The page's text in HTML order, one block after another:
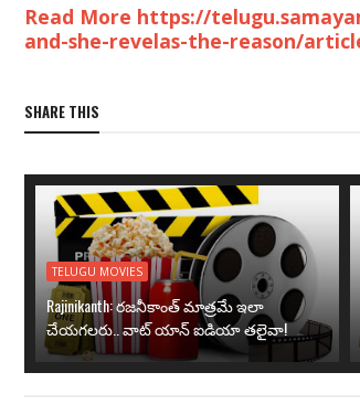
Read More https://
and-she-revelas-the-reason/
SHARE THIS
TELUGU MOVIES
Rajinikanth: రజనీకాంత్ మాత్రమే ఇలా
చేయగలరు.. వాట్ యాన్ ఐడియా తలైవా!